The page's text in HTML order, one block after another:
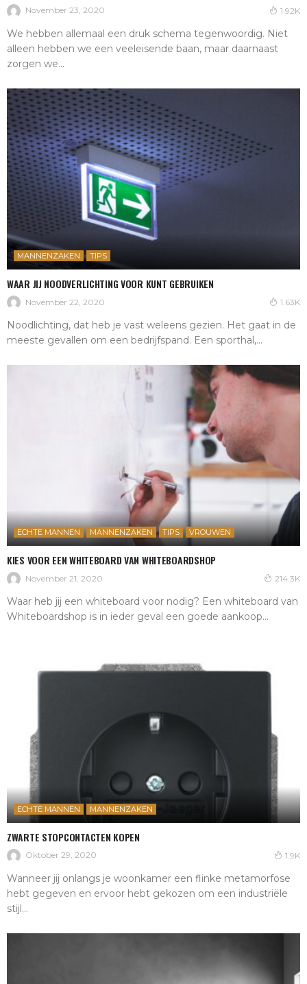
November 23, 2020 1.92K
We hebben allemaal een druk schema tegenwoordig. Niet
alleen hebben we een veeleisende baan, maar daarnaast
zorgen we...
MANNENZAKEN TIPS
WAAR JIJ NOODVERLICHTING VOOR KUNT GEBRUIKEN
November 22, 2020 1.63K
Noodlichting, dat heb je vast weleens gezien. Het gaat in de
meeste gevallen om een bedrijfspand. Een sporthal,...
ECHTE MANNEN MANNENZAKEN TIPS VROUWEN
KIES VOOR EEN WHITEBOARD VAN WHITEBOARDSHOP
November 21, 2020 214.3K
Waar heb jij een whiteboard voor nodig? Een whiteboard van
Whiteboardshop is in ieder geval een goede aankoop...
ECHTE MANNEN MANNENZAKEN
ZWARTE STOPCONTACTEN KOPEN
Oktober 29, 2020 1.9K
Wanneer jij onlangs je woonkamer een flinke metamorfose
hebt gegeven en ervoor hebt gekozen om een industriële
stijl...